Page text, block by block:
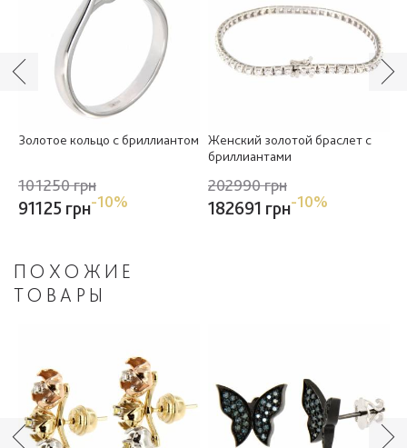
Золотое кольцо с бриллиантом
101250 грн
91125 грн-10%
Женский золотой браслет с
бриллиантами
202990 грн
182691 грн-10%
ПОХОЖИЕ
ТОВАРЫ